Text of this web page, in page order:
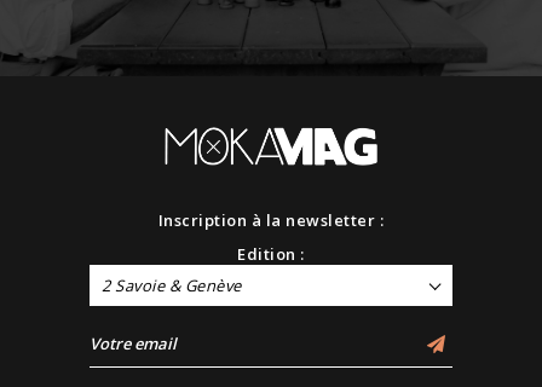
Inscription à la newsletter :
Edition :
2 Savoie & Genève